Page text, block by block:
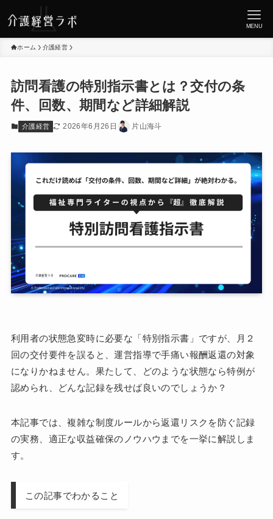
MENU
ホーム 介護経営
訪問看護の特別指示書とは？交付の条
件、回数、期間など詳細解説
介護経営 2026年6月26日 片山海斗
利用者の状態急変時に必要な「特別指示書」ですが、月２
回の交付要件を誤ると、運営指導で手痛い報酬返還の対象
になりかねません。果たして、どのような状態なら特例が
認められ、どんな記録を残せば良いのでしょうか？
本記事では、複雑な制度ルールから返還リスクを防ぐ記録
の実務、適正な収益確保のノウハウまでを一挙に解説しま
す。
この記事でわかること